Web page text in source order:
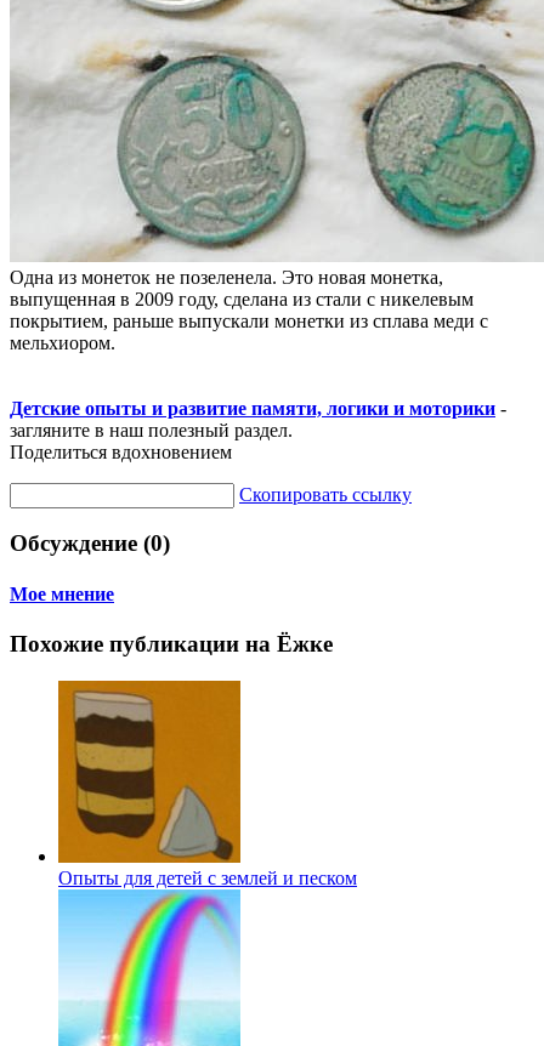
Одна из монеток не позеленела. Это новая монетка,
выпущенная в 2009 году, сделана из стали с никелевым
покрытием, раньше выпускали монетки из сплава меди с
мельхиором.
Детские опыты и развитие памяти, логики и моторики -
загляните в наш полезный раздел.
Поделиться вдохновением
Скопировать ссылку
Обсуждение (0)
Мое мнение
Похожие публикации на Ёжке
Опыты для детей с землей и песком